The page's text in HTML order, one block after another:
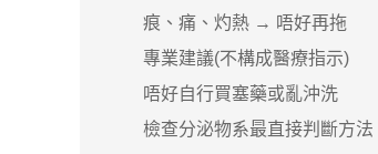
痕、痛、灼熱 → 唔好再拖
專業建議(不構成醫療指示)
唔好自行買塞藥或亂沖洗
檢查分泌物系最直接判斷方法